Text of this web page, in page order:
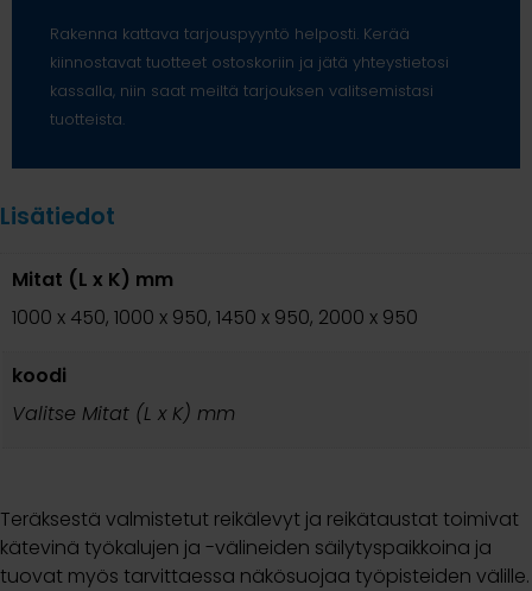
Rakenna kattava tarjouspyyntö helposti. Kerää
kiinnostavat tuotteet ostoskoriin ja jätä yhteystietosi
kassalla, niin saat meiltä tarjouksen valitsemistasi
tuotteista.
Lisätiedot
Mitat (L x K) mm
1000 x 450, 1000 x 950, 1450 x 950, 2000 x 950
koodi
Valitse Mitat (L x K) mm
Teräksestä valmistetut reikälevyt ja reikätaustat toimivat
kätevinä työkalujen ja -välineiden säilytyspaikkoina ja
tuovat myös tarvittaessa näkösuojaa työpisteiden välille.